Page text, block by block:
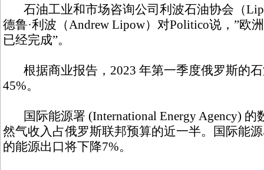
石油工业和市场咨询公司利波石油协会（
德鲁·利波（Andrew Lipow）对Politico说，”欧
已经完成”。
根据商业报告，2023 年第一季度俄罗斯的
45%。
国际能源署 (International Energy Agency) 的
然气收入占俄罗斯联邦预算的近一半。国际能
的能源出口将下降7%。